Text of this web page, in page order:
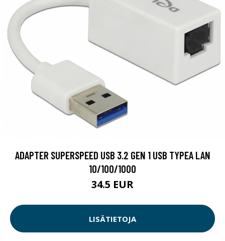
ADAPTER SUPERSPEED USB 3.2 GEN 1 USB TYPEA LAN
10/100/1000
34.5 EUR
LISÄTIETOJA